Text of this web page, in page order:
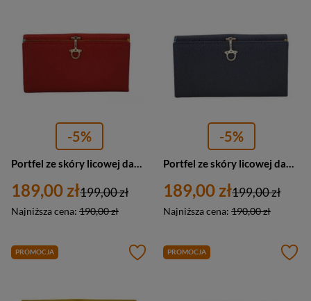
-5%
Portfel ze skóry licowej damski Barberini's D-0020-13 duży czerwony ze złotym zapięciem
189,00 zł
Najniższa cena: 190,00 zł
199,00 zł
-5%
Portfel ze skóry licowej damski Barberini's D-0020-4 duży granatowy
189,00 zł
Najniższa cena: 190,00 zł
199,00 zł
PROMOCJA PROMOCJA